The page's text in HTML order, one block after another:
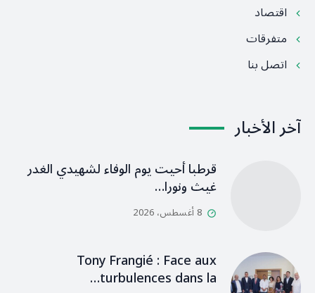
اقتصاد
متفرقات
اتصل بنا
آخر الأخبار
قرطبا أحيت يوم الوفاء لشهيدي الغدر
غيث ونورا…
8 أغسطس، 2026
Tony Frangié : Face aux
turbulences dans la…